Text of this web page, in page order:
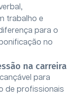
trabalho e
para o
no
na carreira
para
de profissionais